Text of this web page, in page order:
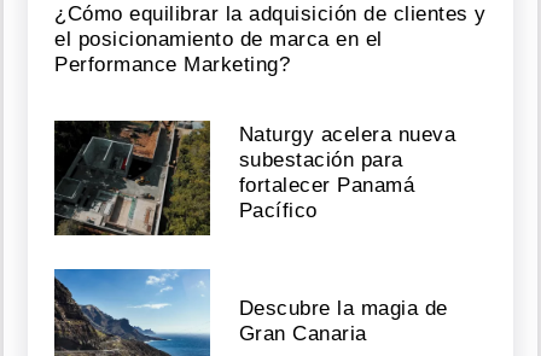
¿Cómo equilibrar la adquisición de clientes y
el posicionamiento de marca en el
Performance Marketing?
Naturgy acelera nueva
subestación para
fortalecer Panamá
Pacífico
Descubre la magia de
Gran Canaria